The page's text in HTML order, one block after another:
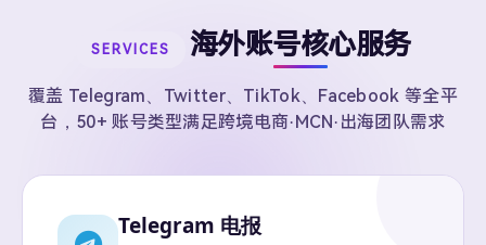
SERVICES 海外账号核心服务
覆盖 Telegram、Twitter、TikTok、Facebook 等全平
台，50+ 账号类型满足跨境电商·MCN·出海团队需求
Telegram 电报